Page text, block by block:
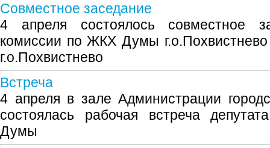
Совместное заседание
4 апреля состоялось совместное
комиссии по ЖКХ Думы
г.о.Похвистнево
Встреча
4 апреля в зале Администрации
состоялась рабочая встреча
Думы